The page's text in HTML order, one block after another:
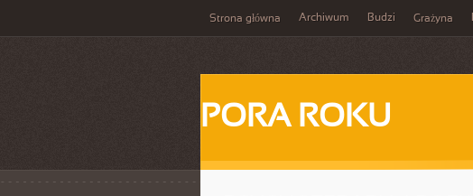
Strona główna Archiwum Budzi Grażyna
PORA ROKU